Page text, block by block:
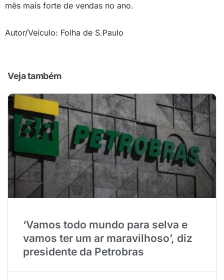
mês mais forte de vendas no ano.
Autor/Veículo: Folha de S.Paulo
Veja também
‘Vamos todo mundo para selva e
vamos ter um ar maravilhoso’, diz
presidente da Petrobras